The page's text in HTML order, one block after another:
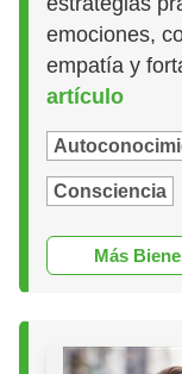
emociones,
empatía y
artículo
Consciencia
Más